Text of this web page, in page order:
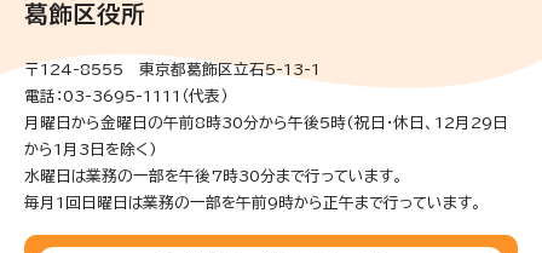
葛飾区役所
〒124-8555 東京都葛飾区立石5-13-1
電話：03-3695-1111（代表）
月曜日から金曜日の午前8時30分から午後5時(祝日・休日、12月29日
から1月3日を除く)
水曜日は業務の一部を午後7時30分まで行っています。
毎月1回日曜日は業務の一部を午前9時から正午まで行っています。